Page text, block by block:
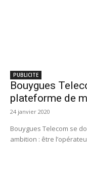
PUBLICITE
Bouygues
plateforme de
24 janvier 2020
Bouygues Telecom se
ambition : être